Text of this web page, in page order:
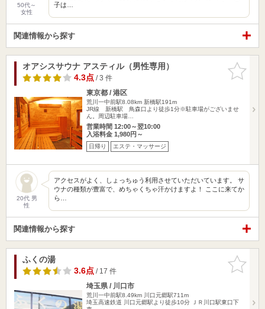
50代～
女性
子は…
関連情報から探す
お気に入
りに追加
オアシスサウナ アスティル（男性専用）
4.3点/ 3 件
東京都 / 港区
荒川一中前駅8.08km 新橋駅191m
JR線 新橋駅 鳥森口より徒歩1分※駐車場がございませ
ん。周辺駐車場…
営業時間 12:00～翌10:00
入浴料金 1,980円～
日帰り エステ・マッサージ
20代 男
性
アクセスがよく、しょっちゅう利用させていただいています。 サ
ウナの種類が豊富で、めちゃくちゃ汗かけますよ！ ここに来てか
ら…
関連情報から探す
お気に入
りに追加
ふくの湯
3.6点/ 17 件
埼玉県 / 川口市
荒川一中前駅8.49km
川口元郷駅711m
埼玉高速鉄道 川口元郷駅より徒歩10分 ＪＲ川口駅東口下